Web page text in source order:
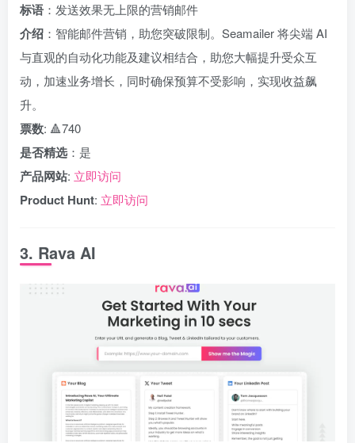
标语 ：发送效果无上限的营销邮件
介绍 ：智能邮件营销，助您突破限制。Seamailer 将尖端 AI
与直观的自动化功能及建议相结合，助您大幅提升受众互
动，加速业务增长，同时确保预算不受影响，实现收益飙
升。
票数: 🔺740
是否精选 ：是
产品网站: 立即访问
Product Hunt: 立即访问
3. Rava AI